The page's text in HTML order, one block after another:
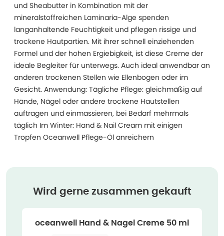
und Sheabutter in Kombination mit der
mineralstoffreichen Laminaria-Alge spenden
langanhaltende Feuchtigkeit und pflegen rissige und
trockene Hautpartien. Mit ihrer schnell einziehenden
Formel und der hohen Ergiebigkeit, ist diese Creme der
ideale Begleiter für unterwegs. Auch ideal anwendbar an
anderen trockenen Stellen wie Ellenbogen oder im
Gesicht. Anwendung: Tägliche Pflege: gleichmäßig auf
Hände, Nägel oder andere trockene Hautstellen
auftragen und einmassieren, bei Bedarf mehrmals
täglich Im Winter: Hand & Nail Cream mit einigen
Tropfen Oceanwell Pflege-Öl anreichern
Wird gerne zusammen gekauft
oceanwell Hand & Nagel Creme 50 ml